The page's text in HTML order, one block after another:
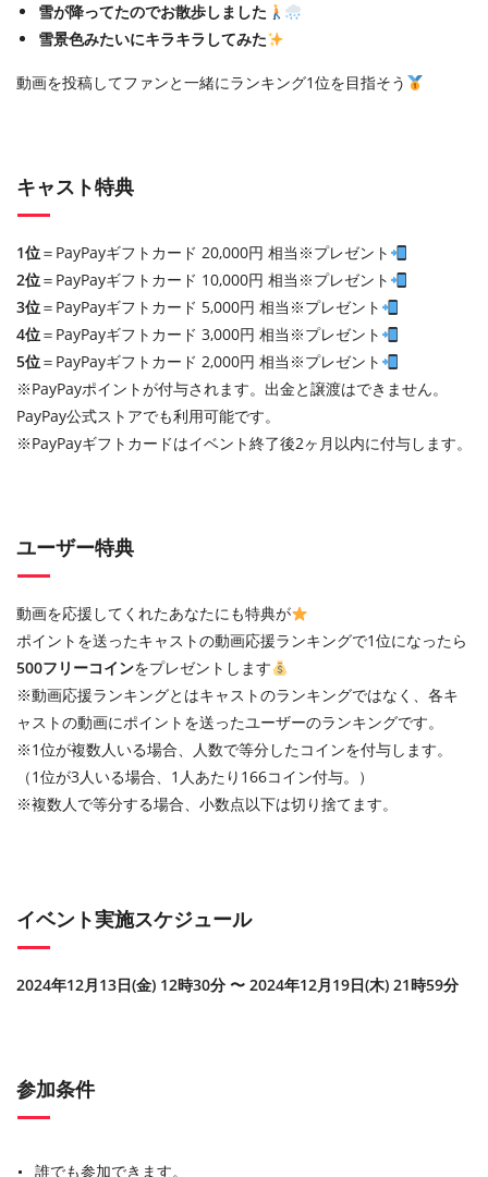
雪が降ってたのでお散歩しました
雪景色みたいにキラキラしてみた
動画を投稿してファンと一緒にランキング1位を目指そう
キャスト特典
1位＝PayPayギフトカード 20,000円 相当※プレゼント
2位＝PayPayギフトカード 10,000円 相当※プレゼント
3位＝PayPayギフトカード 5,000円 相当※プレゼント
4位＝PayPayギフトカード 3,000円 相当※プレゼント
5位＝PayPayギフトカード 2,000円 相当※プレゼント
※PayPayポイントが付与されます。出金と譲渡はできません。
PayPay公式ストアでも利用可能です。
※PayPayギフトカードはイベント終了後2ヶ月以内に付与します。
ユーザー特典
動画を応援してくれたあなたにも特典が
ポイントを送ったキャストの動画応援ランキングで1位になったら
500フリーコインをプレゼントします
※動画応援ランキングとはキャストのランキングではなく、各キ
ャストの動画にポイントを送ったユーザーのランキングです。
※1位が複数人いる場合、人数で等分したコインを付与します。
（1位が3人いる場合、1人あたり166コイン付与。）
※複数人で等分する場合、小数点以下は切り捨てます。
イベント実施スケジュール
2024年12月13日(金) 12時30分 〜 2024年12月19日(木) 21時59分
参加条件
誰でも参加できます。